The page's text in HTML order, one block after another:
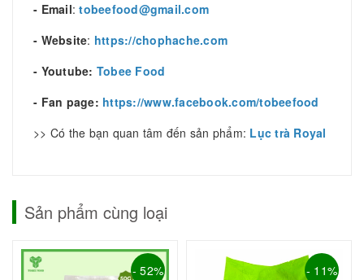
- Email:tobeefood@gmail.com
- Website: https://chophache.com
- Youtube: Tobee Food
- Fan page: https://www.facebook.com/tobeefood
>> Có the bạn quan tâm đến sản phẩm: Lục trà Royal
Sản phẩm cùng loại
- 52% - 11%